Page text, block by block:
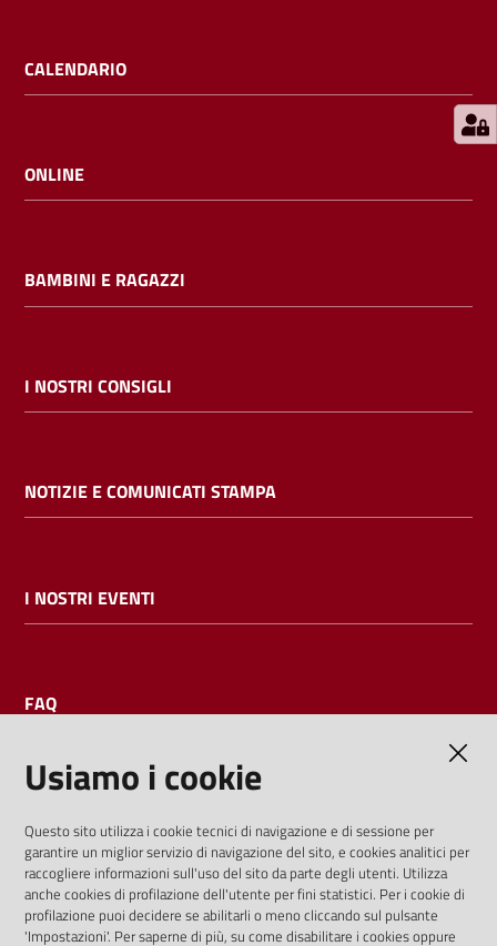
i
b
Contatti
CALENDARIO
ONLINE
BAMBINI E RAGAZZI
I NOSTRI CONSIGLI
NOTIZIE E COMUNICATI STAMPA
I NOSTRI EVENTI
FAQ
I dati personali pubblicati sono riutilizzabili solo alle condizioni
previste dalla direttiva comunitaria 2003/98/CE e dal d.lgs.
36/2006
Usiamo i cookie
Questo sito utilizza i cookie tecnici di navigazione e di sessione per
garantire un miglior servizio di navigazione del sito, e cookies analitici per
raccogliere informazioni sull'uso del sito da parte degli utenti. Utilizza
anche cookies di profilazione dell'utente per fini statistici. Per i cookie di
profilazione puoi decidere se abilitarli o meno cliccando sul pulsante
'Impostazioni'. Per saperne di più, su come disabilitare i cookies oppure